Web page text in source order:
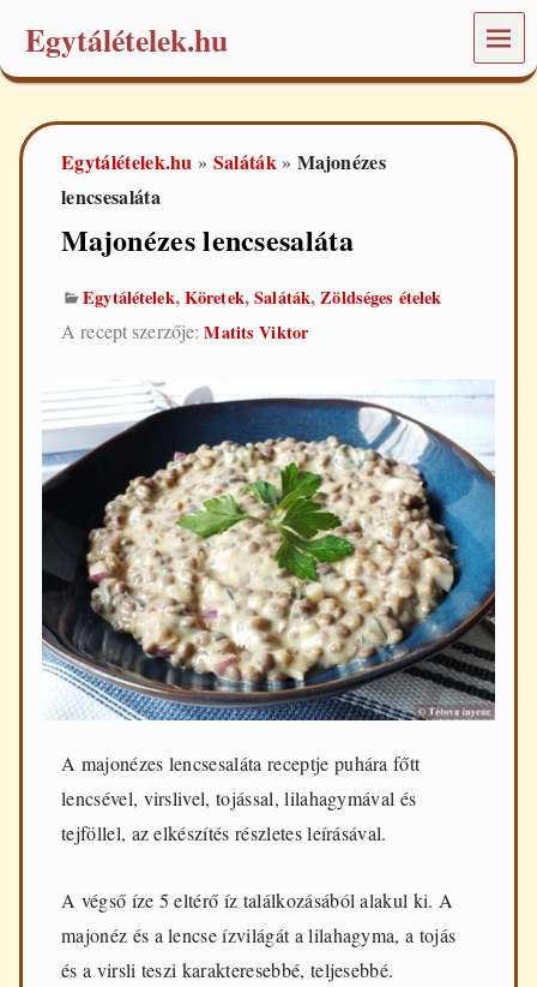
Egytálételek.hu
e
l
MEN
Ü
Egytálételek.hu » Saláták» Majonézes
lencsesaláta
Majonézes lencsesaláta
Egytálételek,Köretek,Saláták,Zöldséges ételek
A recept szerzője:Matits Viktor
A majonézes lencsesaláta receptje puhára főtt
lencsével, virslivel, tojással, lilahagymával és
tejföllel, az elkészítés részletes leírásával.
A végső íze 5 eltérő íz találkozásából alakul ki. A
majonéz és a lencse ízvilágát a lilahagyma, a tojás
és a virsli teszi karakteresebbé, teljesebbé.